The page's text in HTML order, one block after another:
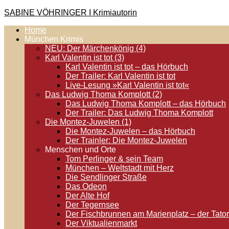
Zum
springen
SABINE VÖHRINGER I Krimiautorin
Krimis, bei denen das universell Menschliche im
Home
München Krimis
NEU: Der Märchenkönig (4)
Karl Valentin ist tot (3)
Karl Valentin ist tot – das Hörbuch
Der Trailer: Karl Valentin ist tot
Live-Lesung »Karl Valentin ist tot«
Das Ludwig Thoma Komplott (2)
Das Ludwig Thoma Komplott – das Hörbuch
Der Trailer: Das Ludwig Thoma Komplott
Die Montez-Juwelen (1)
Die Montez-Juwelen – das Hörbuch
Der Trainler: Die Montez-Juwelen
Menschen und Orte
Tom Perlinger & sein Team
München – Weltstadt mit Herz
Die Sendlinger Straße
Das Odeon
Der Alte Hof
Der Tegernsee
Der Fischbrunnen am Marienplatz – der
Der Viktualienmarkt